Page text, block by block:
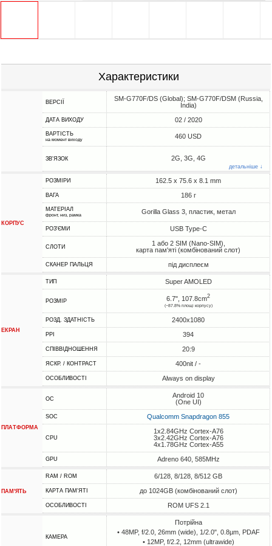
Характеристики
ВЕРСІЇ
SM-G770F/DS (Global); SM-G770F/DSM (Russia,
India)
ДАТА ВИХОДУ 02 / 2020
ВАРТІСТЬ
на момент виходу 460 USD
ЗВ'ЯЗОК 2G, 3G, 4G
детальніше ↓
КОРПУС
РОЗМІРИ 162.5 x 75.6 x 8.1 mm
ВАГА 186 г
МАТЕРІАЛ
фронт, низ, рамка Gorilla Glass 3, пластик, метал
РОЗ'ЄМИ USB Type-C
СЛОТИ
1 або 2 SIM (Nano-SIM),
карта пам'яті (комбінований слот)
СКАНЕР ПАЛЬЦЯ під дисплеєм
ЕКРАН
ТИП Super AMOLED
РОЗМІР 6.7", 107.8cm2
(~87.8% площі корпусу)
РОЗД. ЗДАТНІСТЬ 2400x1080
PPI 394
СПІВВІДНОШЕННЯ 20:9
ЯСКР. / КОНТРАСТ 400nit / -
ОСОБЛИВОСТІ Always on display
ПЛАТФОРМА
ОС
Android 10
(One UI)
SOC Qualcomm Snapdragon 855
CPU
1x2.84GHz Cortex-A76
3x2.42GHz Cortex-A76
4x1.78GHz Cortex-A55
GPU Adreno 640, 585MHz
ПАМ'ЯТЬ
RAM / ROM 6/128, 8/128, 8/512 GB
КАРТА ПАМ'ЯТІ до 1024GB (комбінований слот)
ОСОБЛИВОСТІ ROM UFS 2.1
КАМЕРА
Потрійна
• 48MP, f/2.0, 26mm (wide), 1/2.0", 0.8µm, PDAF
• 12MP, f/2.2, 12mm (ultrawide)